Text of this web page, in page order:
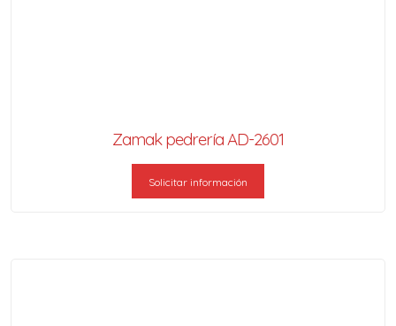
Zamak pedrería AD-2601
Solicitar información